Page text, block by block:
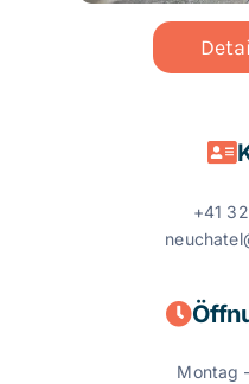
+41
Montag